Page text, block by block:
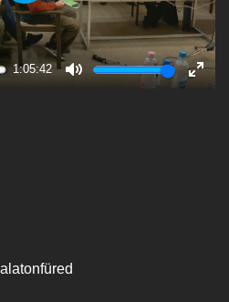
1:05:42
Enter